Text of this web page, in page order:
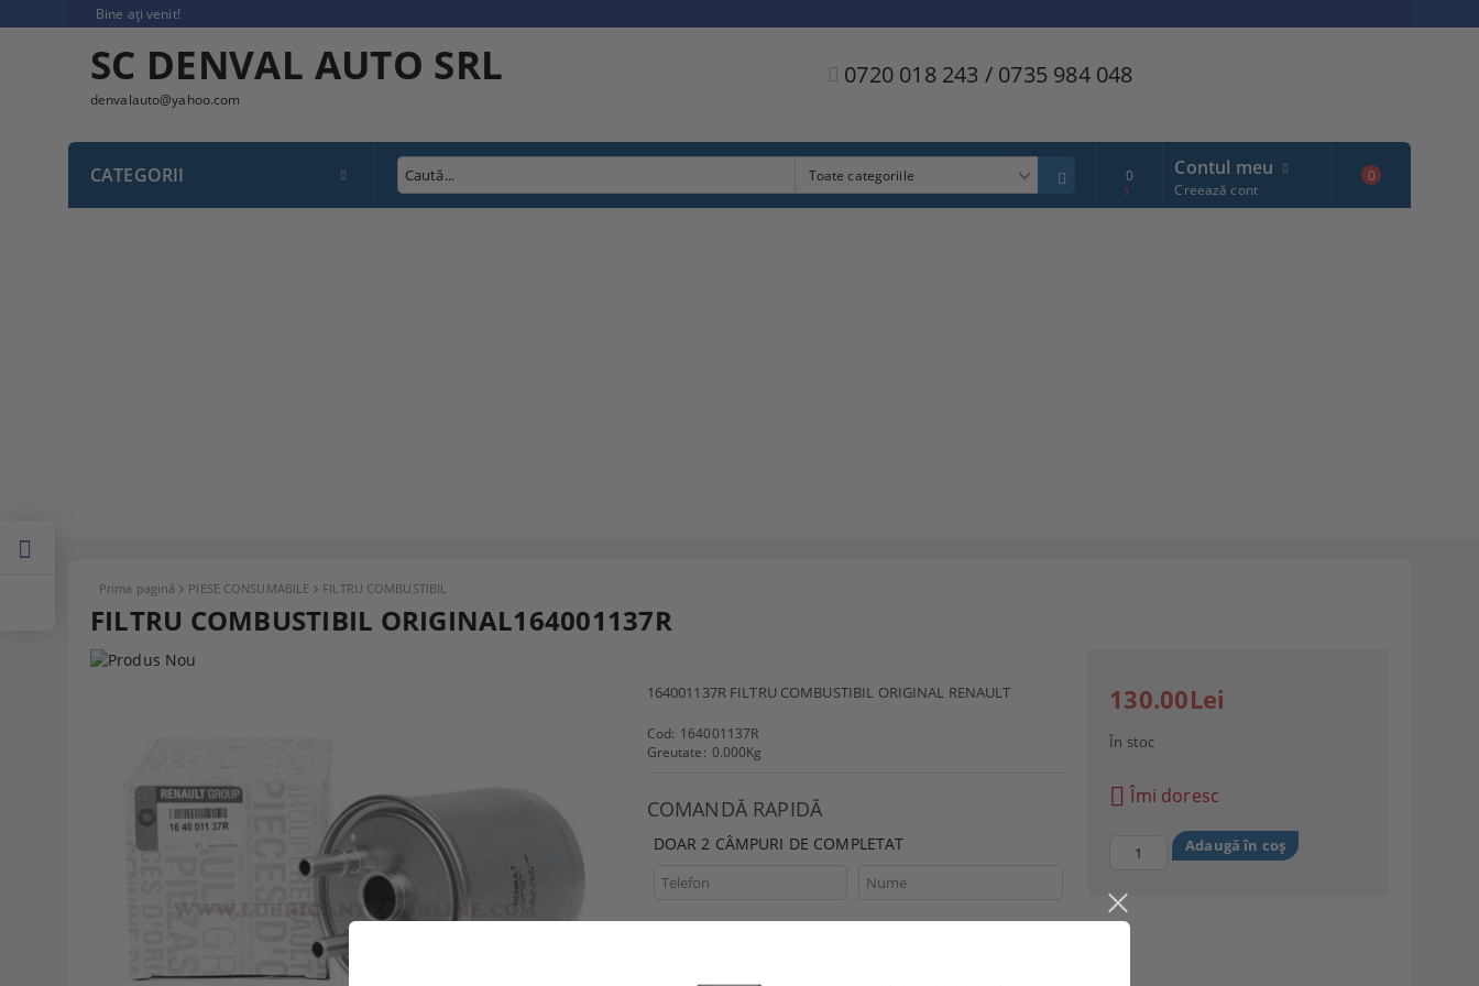
Bine ați venit!
SC DENVAL AUTO SRL
denvalauto@yahoo.com
0720 018 243 / 0735 984 048
CATEGORII 0 Contul meu
Creează cont
0
Prima pagină PIESE CONSUMABILE FILTRU COMBUSTIBIL
FILTRU COMBUSTIBIL ORIGINAL164001137R
164001137R FILTRU COMBUSTIBIL ORIGINAL RENAULT
Cod: 164001137R
Greutate: 0.000Kg
COMANDĂ RAPIDĂ
DOAR 2 CÂMPURI DE COMPLETAT
Sunt de acord cu Politica de confidentialitate
130.00Lei
În stoc
Îmi doresc